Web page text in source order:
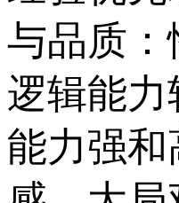
与品质：
逻辑能
能力强